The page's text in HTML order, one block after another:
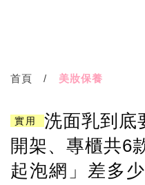
首頁 美妝保養
實用
洗面乳到底
開架、專櫃共6
起泡網」差多